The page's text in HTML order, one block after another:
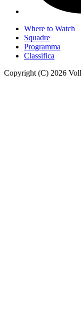
Where to Watch
Squadre
Programma
Classifica
Copyright (C) 2026